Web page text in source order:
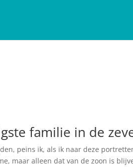
familie in de
peins ik, als ik naar deze
maar alleen dat van de zoon is